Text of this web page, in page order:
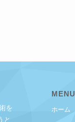
を
と
MENU
ホーム